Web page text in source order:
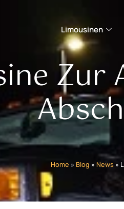
Limousinen
Zur
Home » Blog » News»